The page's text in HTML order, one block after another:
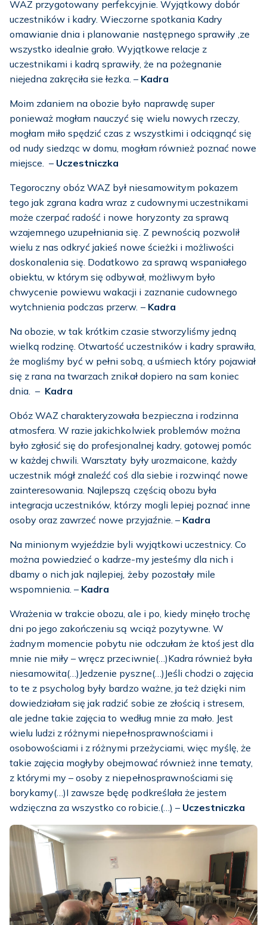
WAZ przygotowany perfekcyjnie. Wyjątkowy dobór
uczestników i kadry. Wieczorne spotkania Kadry
omawianie dnia i planowanie następnego sprawiły ,ze
wszystko idealnie grało. Wyjątkowe relacje z
uczestnikami i kadrą sprawiły, że na pożegnanie
niejedna zakręciła sie łezka. – Kadra
Moim zdaniem na obozie było naprawdę super
ponieważ mogłam nauczyć się wielu nowych rzeczy,
mogłam miło spędzić czas z wszystkimi i odciągnąć się
od nudy siedząc w domu, mogłam również poznać nowe
miejsce. – Uczestniczka
Tegoroczny obóz WAZ był niesamowitym pokazem
tego jak zgrana kadra wraz z cudownymi uczestnikami
może czerpać radość i nowe horyzonty za sprawą
wzajemnego uzupełniania się. Z pewnością pozwolił
wielu z nas odkryć jakieś nowe ścieżki i możliwości
doskonalenia się. Dodatkowo za sprawą wspaniałego
obiektu, w którym się odbywał, możliwym było
chwycenie powiewu wakacji i zaznanie cudownego
wytchnienia podczas przerw. –Kadra
Na obozie, w tak krótkim czasie stworzyliśmy jedną
wielką rodzinę. Otwartość uczestników i kadry sprawiła,
że mogliśmy być w pełni sobą, a uśmiech który pojawiał
się z rana na twarzach znikał dopiero na sam koniec
dnia. – Kadra
Obóz WAZ charakteryzowała bezpieczna i rodzinna
atmosfera. W razie jakichkolwiek problemów można
było zgłosić się do profesjonalnej kadry, gotowej pomóc
w każdej chwili. Warsztaty były urozmaicone, każdy
uczestnik mógł znaleźć coś dla siebie i rozwinąć nowe
zainteresowania. Najlepszą częścią obozu była
integracja uczestników, którzy mogli lepiej poznać inne
osoby oraz zawrzeć nowe przyjaźnie. – Kadra
Na minionym wyjeździe byli wyjątkowi uczestnicy. Co
można powiedzieć o kadrze-my jesteśmy dla nich i
dbamy o nich jak najlepiej, żeby pozostały mile
wspomnienia. – Kadra
Wrażenia w trakcie obozu, ale i po, kiedy minęło trochę
dni po jego zakończeniu są wciąż pozytywne. W
żadnym momencie pobytu nie odczułam że ktoś jest dla
mnie nie miły – wręcz przeciwnie(…)Kadra również była
niesamowita(…)Jedzenie pyszne(…)Jeśli chodzi o zajęcia
to te z psycholog były bardzo ważne, ja też dzięki nim
dowiedziałam się jak radzić sobie ze złością i stresem,
ale jedne takie zajęcia to według mnie za mało. Jest
wielu ludzi z różnymi niepełnosprawnościami i
osobowościami i z różnymi przeżyciami, więc myślę, że
takie zajęcia mogłyby obejmować również inne tematy,
z którymi my – osoby z niepełnosprawnościami się
borykamy(…)I zawsze będę podkreślała że jestem
wdzięczna za wszystko co robicie.(…) – Uczestniczka